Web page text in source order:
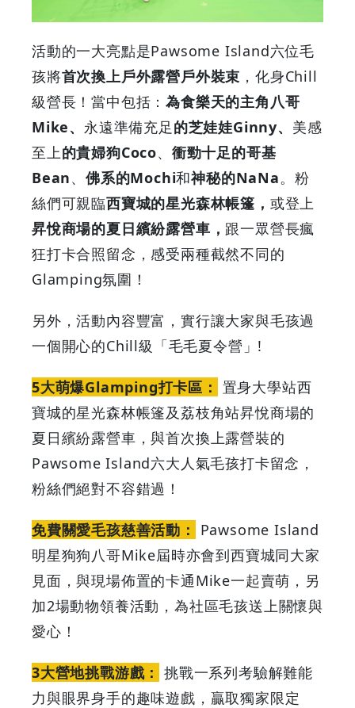
GOODEAL
Grab
活動的一大亮點是Pawsome Island六位毛
孩將首次換上戶外露營戶外裝束 ，化身Chill
級營長！當中包括：為食樂天的主角八哥
Mike、 永遠準備充足 的芝娃娃Ginny、 美感
至上的貴婦狗Coco、 衝勁十足的哥基
Bean、佛系的Mochi和神秘的NaNa。粉
絲們可親臨西寶城的星光森林帳篷， 或登上
昇悅商場的夏日繽紛露營車， 跟一眾營長瘋
狂打卡合照留念，感受兩種截然不同的
Glamping氛圍！
另外，活動內容豐富，實行讓大家與毛孩過
一個開心的Chill級「毛毛夏令營」!
5大萌爆Glamping打卡區： 置身大學站西
寶城的星光森林帳篷及荔枝角站昇悅商場的
夏日繽紛露營車，與首次換上露營裝的
Pawsome Island六大人氣毛孩打卡留念，
粉絲們絕對不容錯過！
免費關愛毛孩慈善活動：
Pawsome Island
明星狗狗八哥Mike屆時亦會到西寶城同大家
見面，與現場佈置的卡通Mike一起賣萌，另
加2場動物領養活動，為社區毛孩送上關懷與
愛心！
3大營地挑戰游戲： 挑戰一系列考驗解難能
力與眼界身手的趣味遊戲，贏取獨家限定